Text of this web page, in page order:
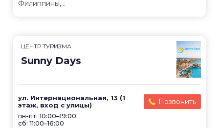
Филиппины,...
ЦЕНТР ТУРИЗМА
Sunny Days
ул. Интернациональная, 13 (1
этаж, вход с улицы)
пн-пт: 10:00–19:00
сб: 11:00–16:00
Позвонить